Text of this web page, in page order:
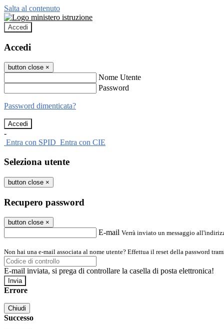
Salta al contenuto
Accedi
Accedi
button close ×
Nome Utente
Password
Password dimenticata?
-
Entra con SPID Entra con CIE
Seleziona utente
button close ×
Recupero password
button close ×
E-mail Verrà inviato un messaggio
Non hai una e-mail associata al nome utente? Effettua il reset della password
E-mail inviata, si prega di controllare la casella di posta elettronica!
Errore
Chiudi
Successo